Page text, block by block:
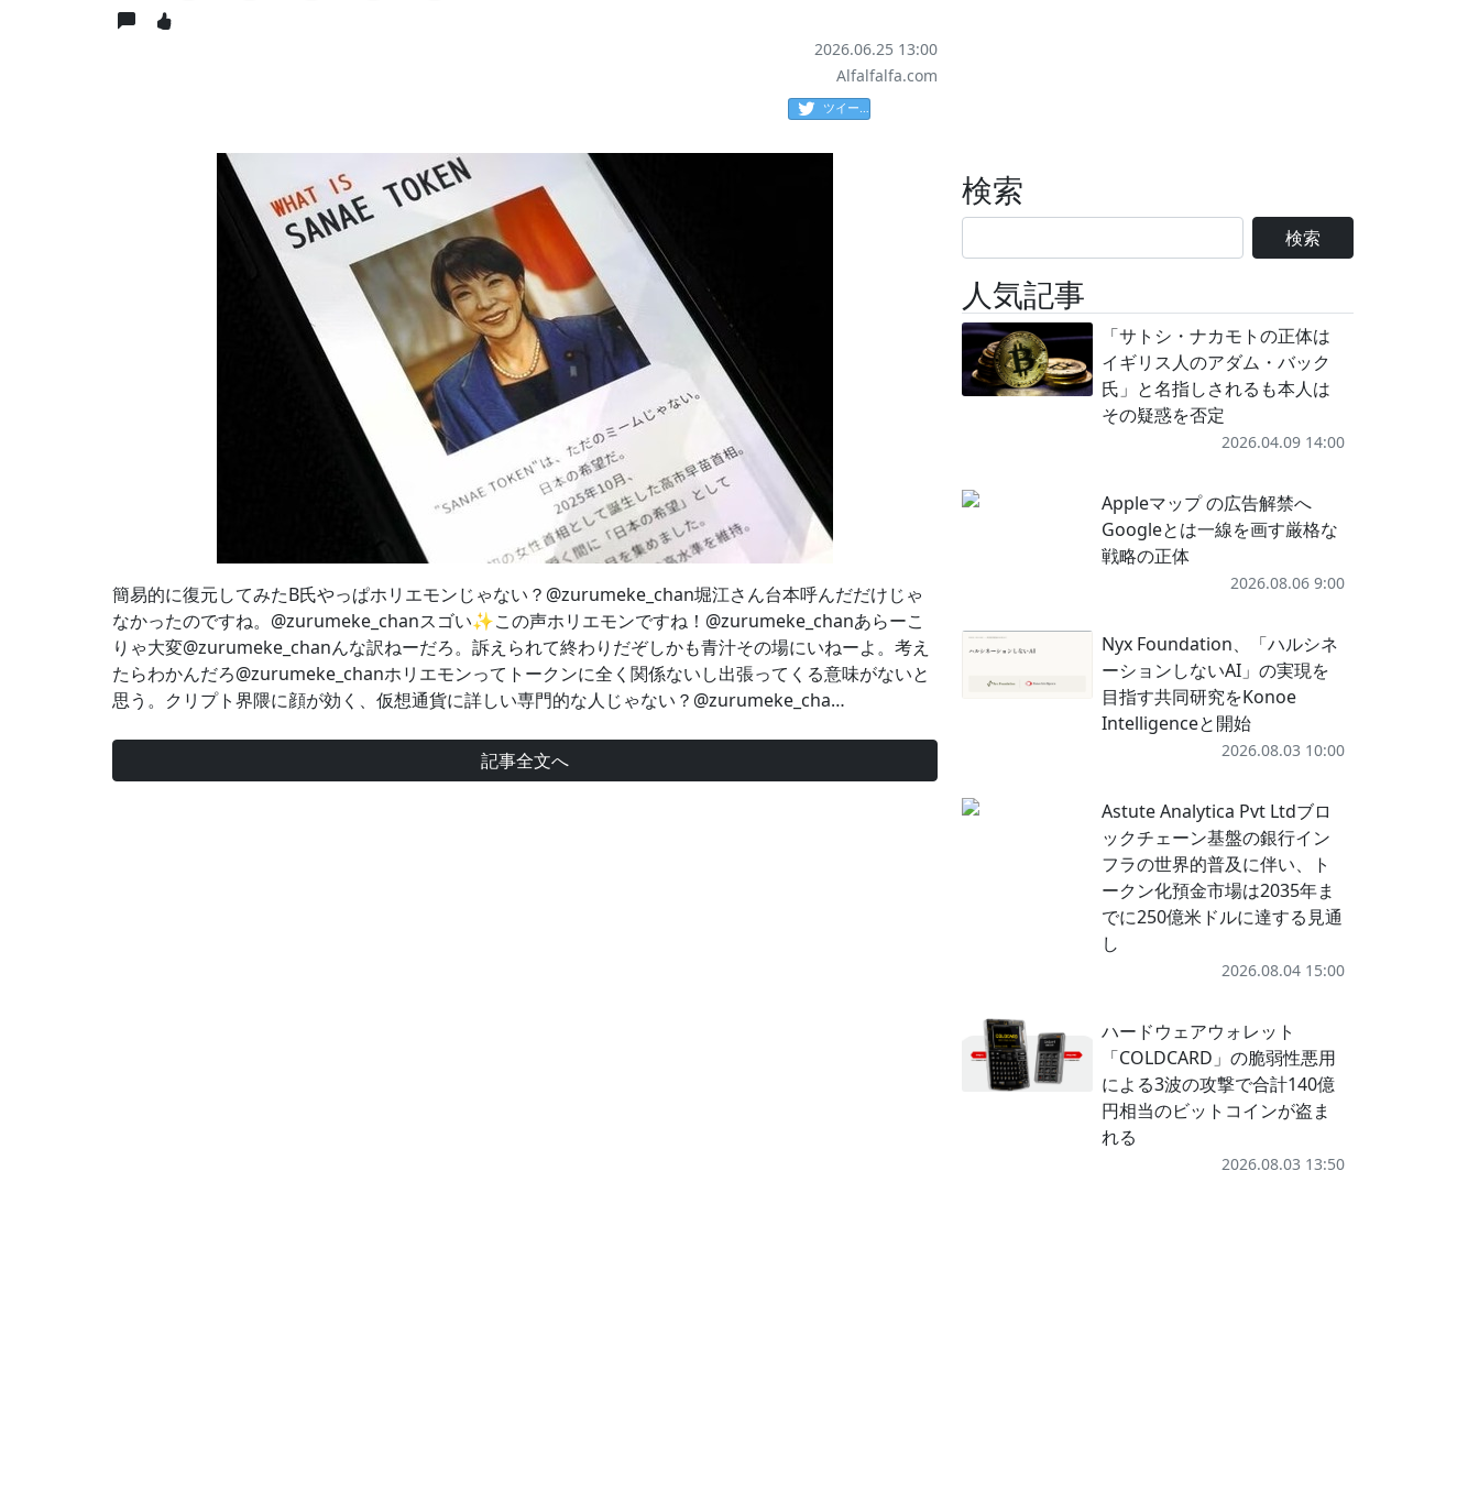
2026.06.25 13:00
Alfalfalfa.com
ツイート
簡易的に復元してみたB氏やっぱホリエモンじゃない？@zurumeke_chan堀江さん台本呼んだだけじゃ
なかったのですね。@zurumeke_chanスゴい✨この声ホリエモンですね！@zurumeke_chanあらーこ
りゃ大変@zurumeke_chanんな訳ねーだろ。訴えられて終わりだぞしかも青汁その場にいねーよ。考え
たらわかんだろ@zurumeke_chanホリエモンってトークンに全く関係ないし出張ってくる意味がないと
思う。クリプト界隈に顔が効く、仮想通貨に詳しい専門的な人じゃない？@zurumeke_cha…
記事全文へ
検索
検索
人気記事
「サトシ・ナカモトの正体は
イギリス人のアダム・バック
氏」と名指しされるも本人は
その疑惑を否定
2026.04.09 14:00
Appleマップ の広告解禁へ
Googleとは一線を画す厳格な
戦略の正体
2026.08.06 9:00
Nyx Foundation、「ハルシネ
ーションしないAI」の実現を
目指す共同研究をKonoe
Intelligenceと開始
2026.08.03 10:00
Astute Analytica Pvt Ltdブロ
ックチェーン基盤の銀行イン
フラの世界的普及に伴い、ト
ークン化預金市場は2035年ま
でに250億米ドルに達する見通
し
2026.08.04 15:00
ハードウェアウォレット
「COLDCARD」の脆弱性悪用
による3波の攻撃で合計140億
円相当のビットコインが盗ま
れる
2026.08.03 13:50